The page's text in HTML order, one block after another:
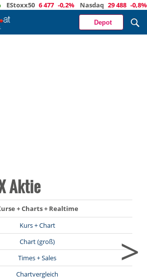
6 477 -0,2% Nasdaq 29 488 -0,8% Öl
Depot
Aktie
+ Charts + Realtime
Kurs + Chart
Chart (groß)
Times + Sales
Chartvergleich
>